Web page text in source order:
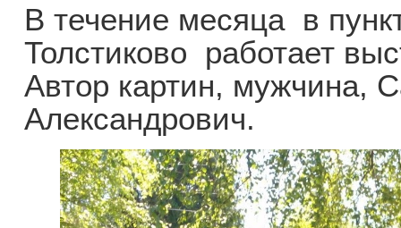
В течение месяца в
Толстиково работает
Автор картин, мужчина,
Александрович.